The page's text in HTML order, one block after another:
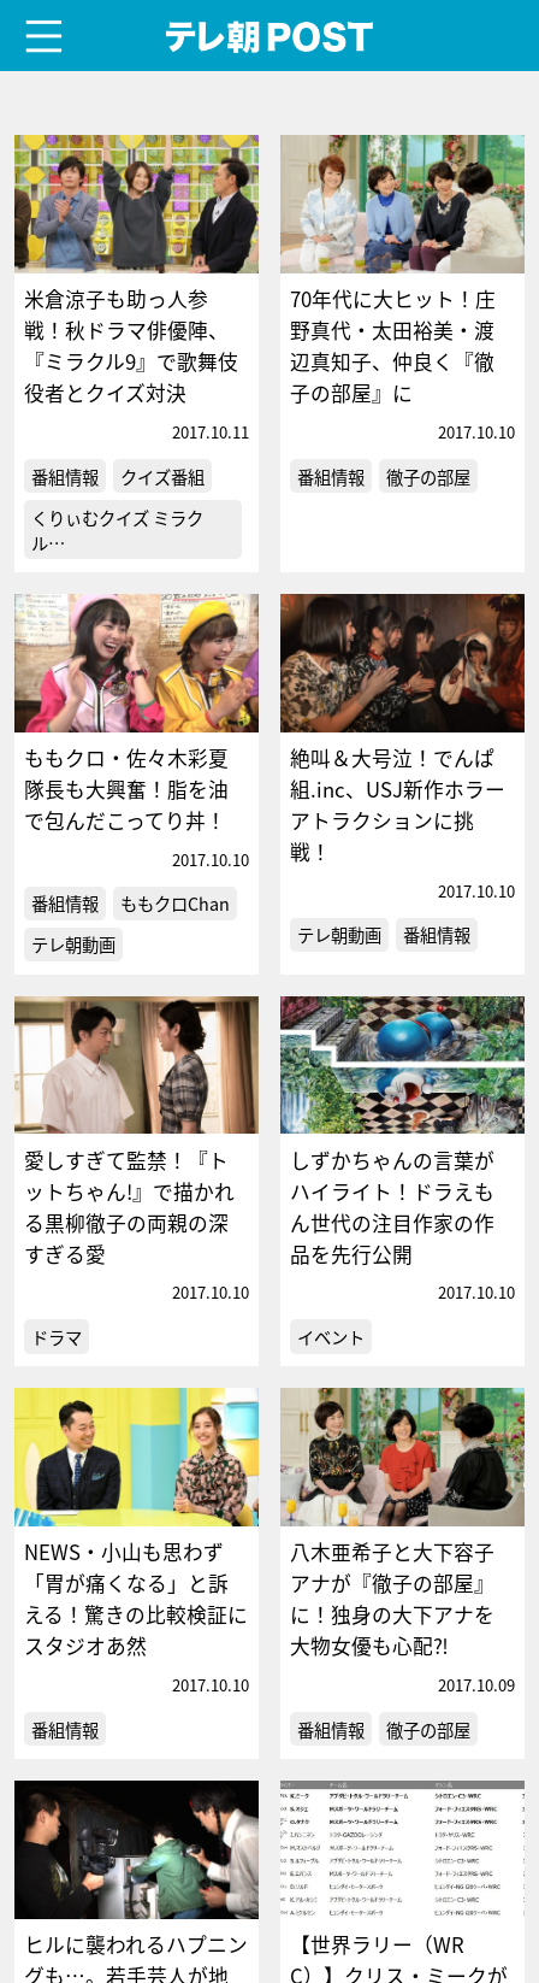
米倉涼子も助っ人参
戦！秋ドラマ俳優陣、
『ミラクル9』で歌舞伎
役者とクイズ対決
2017.10.11
番組情報
クイズ番組
くりぃむクイズ ミラク
ル…
70年代に大ヒット！庄
野真代・太田裕美・渡
辺真知子、仲良く『徹
子の部屋』に
2017.10.10
番組情報 徹子の部屋
ももクロ・佐々木彩夏
隊長も大興奮！脂を油
で包んだこってり丼！
2017.10.10
番組情報
ももクロChan
テレ朝動画
絶叫＆大号泣！でんぱ
組.inc、USJ新作ホラー
アトラクションに挑
戦！
2017.10.10
テレ朝動画 番組情報
愛しすぎて監禁！『ト
ットちゃん!』で描かれ
る黒柳徹子の両親の深
すぎる愛
2017.10.10
ドラマ
しずかちゃんの言葉が
ハイライト！ドラえも
ん世代の注目作家の作
品を先行公開
2017.10.10
イベント
NEWS・小山も思わず
「胃が痛くなる」と訴
える！驚きの比較検証に
スタジオあ然
2017.10.10
番組情報
八木亜希子と大下容子
アナが『徹子の部屋』
に！独身の大下アナを
大物女優も心配⁈
2017.10.09
番組情報 徹子の部屋
ヒルに襲われるハプニン
グも…。若手芸人が地
【世界ラリー（WR
C）】クリス・ミークが